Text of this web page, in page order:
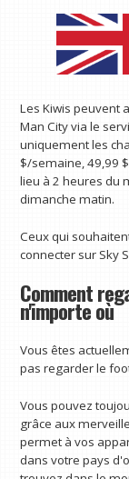
Les Kiwis peuvent
Man City via le
uniquement les
$/semaine, 49,99
lieu à 2 heures du
dimanche matin.
Ceux qui
connecter sur Sky
Comment
n'importe où
Vous êtes
pas regarder le
Vous pouvez
grâce aux
permet à vos
dans votre pays